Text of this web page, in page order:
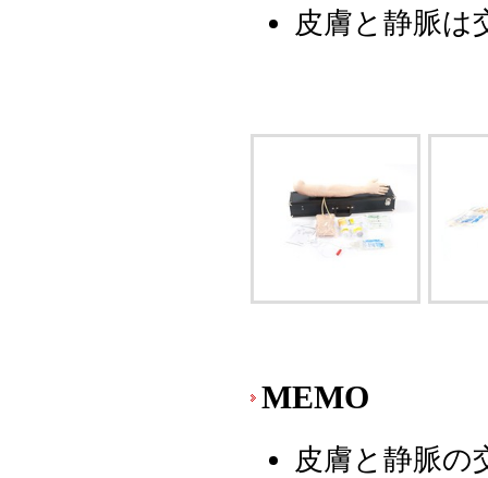
皮膚と静脈は
MEMO
皮膚と静脈の